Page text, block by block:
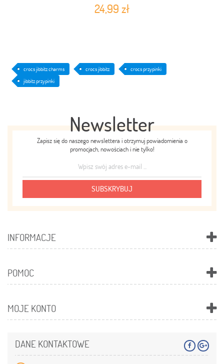
24,99 zł
crocs jibbitz charms crocs jibbitz
crocs przypinki
jibbitz przypinki
Newsletter
Zapisz się do naszego newslettera i otrzymuj powiadomienia o
promocjach, nowościach i nie tylko!
SUBSKRYBUJ
INFORMACJE
POMOC
MOJE KONTO
DANE KONTAKTOWE